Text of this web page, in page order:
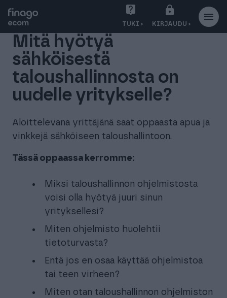
i
y
s
i
ä
l
TUKI › KIRJAUDU ›
Mitä hyötyä
sähköisestä
taloushallinnosta on
uudelle yritykselle?
Aloittelevana yrittäjänä saat oppaasta apua ja
vinkkejä sähköiseen taloushallintoon.
Tässä oppaassa kerromme:
Miksi taloushallinnon ohjelmistosta
voisi olla hyötyä juuri sinun
yrityksellesi?
Miten ohjelmisto huolehtii
tietoturvasta?
Entä jos en osaa käyttää ohjelmistoa
tai teen virheen?
Miten otan taloushallinnon ohjelmiston